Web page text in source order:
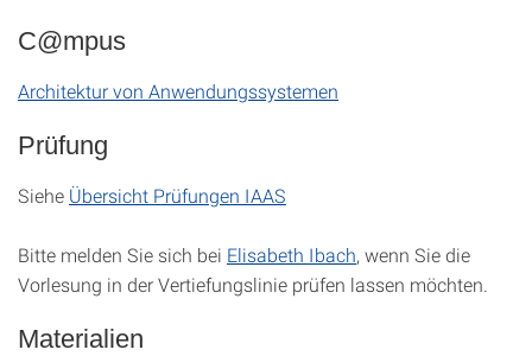
C@mpus
Architektur von Anwendungssystemen
Prüfung
Siehe Übersicht Prüfungen IAAS
Bitte melden Sie sich bei Elisabeth Ibach, wenn Sie die
Vorlesung in der Vertiefungslinie prüfen lassen möchten.
Materialien